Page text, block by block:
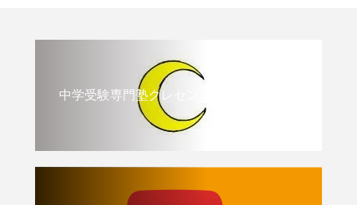
中学受験専門塾クレセント